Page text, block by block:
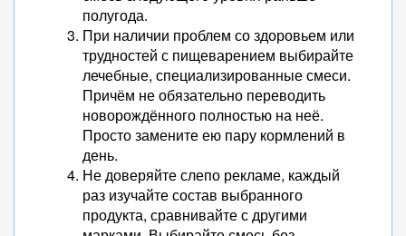
полугода.
При наличии проблем со здоровьем или
трудностей с пищеварением выбирайте
лечебные, специализированные смеси.
Причём не обязательно переводить
новорождённого полностью на неё.
Просто замените ею пару кормлений в
день.
Не доверяйте слепо рекламе, каждый
раз изучайте состав выбранного
продукта, сравнивайте с другими